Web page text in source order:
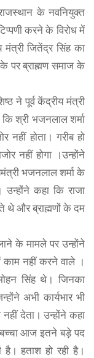
के नवनियुक्त
करने के विरोध में
जितेंद्र सिंह का
पर ब्राह्मण समाज के
ने पूर्व केंद्रीय मंत्री
कि श्री भजनलाल शर्मा
नहीं होता। गरीब हो
नहीं होगा ।उन्होंने
भजनलाल शर्मा के
कहा कि राजा
थे और ब्राह्मणों के दम
के मामले पर उन्होंने
नहीं करने वाले ।
सिंह थे। जिनका
अभी कार्यभार भी
देता। उन्होंने कहा
बच्चा आज इतने बड़े पद
हताश हो रही है।